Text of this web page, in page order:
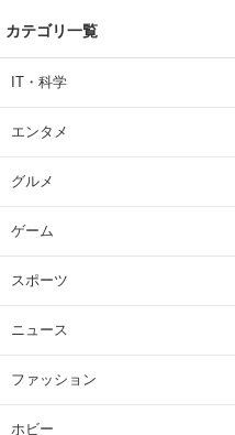
カテゴリ一覧
IT・科学
エンタメ
グルメ
ゲーム
スポーツ
ニュース
ファッション
ホビー